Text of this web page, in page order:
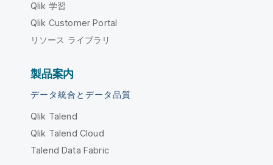
Qlik 学習
Qlik Customer Portal
リソース ライブラリ
製品案内
データ統合とデータ品質
Qlik Talend
Qlik Talend Cloud
Talend Data Fabric